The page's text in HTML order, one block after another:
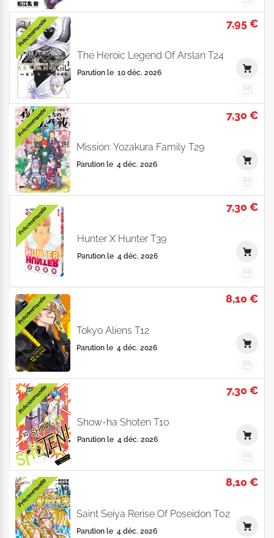
7,95 €
The Heroic Legend Of Arslan T24
Parution le 10 déc. 2026
Précommande
7,30 €
Mission: Yozakura Family T29
Parution le 4 déc. 2026
Précommande
7,30 €
Hunter X Hunter T39
Parution le 4 déc. 2026
Précommande
8,10 €
Tokyo Aliens T12
Parution le 4 déc. 2026
Précommande
7,30 €
Show-ha Shoten T10
Parution le 4 déc. 2026
Précommande
8,10 €
Saint Seiya Rerise Of Poseidon T02
Parution le 4 déc. 2026
Précommande